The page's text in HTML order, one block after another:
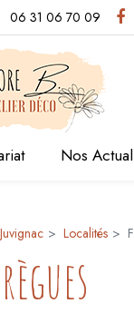
06 31 06 70 09
Nos
Localités